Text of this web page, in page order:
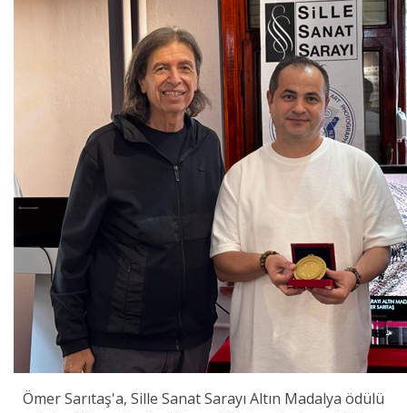
Ömer Sarıtaş'a, Sille Sanat Sarayı Altın Madalya ödülü